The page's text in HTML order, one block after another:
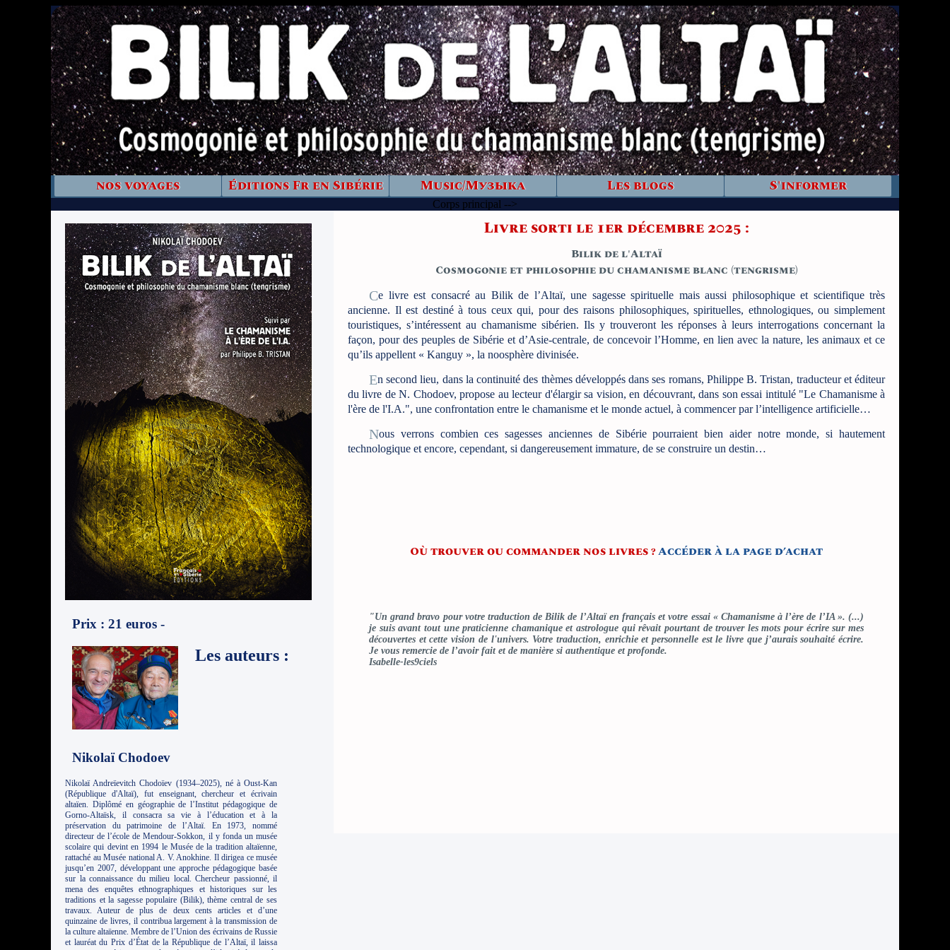
nos voyages Éditions Fr en Sibérie Music/Музыка Les blogs S'informer
Corps principal -->
Prix : 21 euros -
Les auteurs :
Nikolaï Chodoev
Nikolaï Andreïevitch Chodoïev (1934–2025), né à Oust-Kan
(République d'Altaï), fut enseignant, chercheur et écrivain
altaïen. Diplômé en géographie de l’Institut pédagogique de
Gorno-Altaïsk, il consacra sa vie à l’éducation et à la
préservation du patrimoine de l’Altaï. En 1973, nommé
directeur de l’école de Mendour-Sokkon, il y fonda un musée
scolaire qui devint en 1994 le Musée de la tradition altaïenne,
rattaché au Musée national A. V. Anokhine. Il dirigea ce musée
jusqu’en 2007, développant une approche pédagogique basée
sur la connaissance du milieu local. Chercheur passionné, il
mena des enquêtes ethnographiques et historiques sur les
traditions et la sagesse populaire (Bilik), thème central de ses
travaux. Auteur de plus de deux cents articles et d’une
quinzaine de livres, il contribua largement à la transmission de
la culture altaïenne. Membre de l’Union des écrivains de Russie
et lauréat du Prix d’État de la République de l’Altaï, il laissa
Livre sorti le 1er décembre 2025 :
Bilik de l'Altaï
Cosmogonie et philosophie du chamanisme blanc (tengrisme)
Ce livre est consacré au Bilik de l’Altaï, une sagesse spirituelle mais aussi philosophique et scientifique très
ancienne. Il est destiné à tous ceux qui, pour des raisons philosophiques, spirituelles, ethnologiques, ou simplement
touristiques, s’intéressent au chamanisme sibérien. Ils y trouveront les réponses à leurs interrogations concernant la
façon, pour des peuples de Sibérie et d’Asie-centrale, de concevoir l’Homme, en lien avec la nature, les animaux et ce
qu’ils appellent « Kanguy », la noosphère divinisée.
En second lieu, dans la continuité des thèmes développés dans ses romans, Philippe B. Tristan, traducteur et éditeur
du livre de N. Chodoev, propose au lecteur d'élargir sa vision, en découvrant, dans son essai intitulé "Le Chamanisme à
l'ère de l'I.A.", une confrontation entre le chamanisme et le monde actuel, à commencer par l’intelligence artificielle…
Nous verrons combien ces sagesses anciennes de Sibérie pourraient bien aider notre monde, si hautement
technologique et encore, cependant, si dangereusement immature, de se construire un destin…
Où trouver ou commander nos livres ?Accéder à la page d’achat
"Un grand bravo pour votre traduction de Bilik de l’Altaï en français et votre essai « Chamanisme à l’ère de l’IA ». (...)
je suis avant tout une praticienne chamanique et astrologue qui rêvait pourtant de trouver les mots pour écrire sur mes
découvertes et cette vision de l'univers. Votre traduction, enrichie et personnelle est le livre que j’aurais souhaité écrire.
Je vous remercie de l’avoir fait et de manière si authentique et profonde.
Isabelle-les9ciels